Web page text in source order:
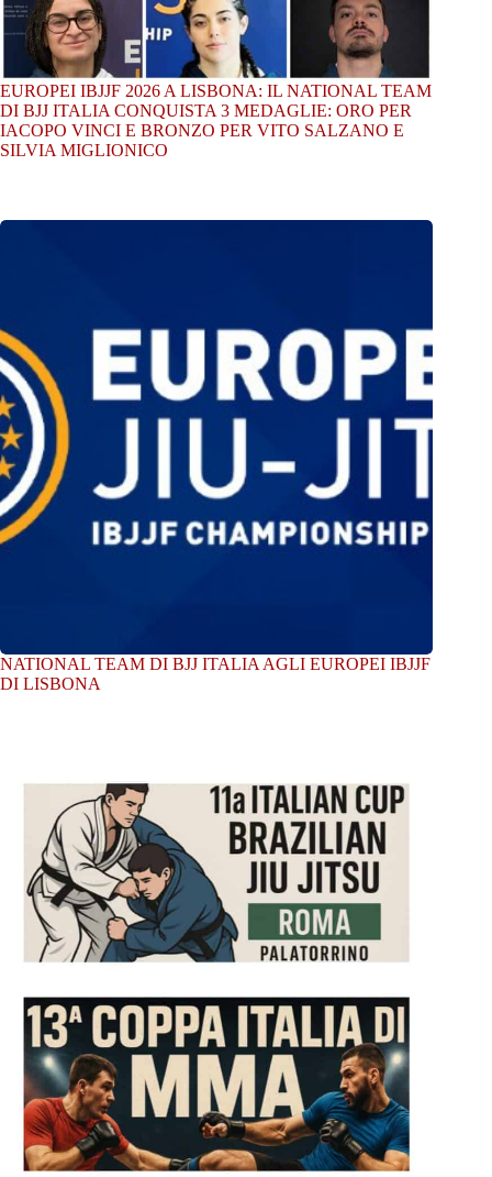
EUROPEI IBJJF 2026 A LISBONA: IL NATIONAL TEAM
DI BJJ ITALIA CONQUISTA 3 MEDAGLIE: ORO PER
IACOPO VINCI E BRONZO PER VITO SALZANO E
SILVIA MIGLIONICO
NATIONAL TEAM DI BJJ ITALIA AGLI EUROPEI IBJJF
DI LISBONA